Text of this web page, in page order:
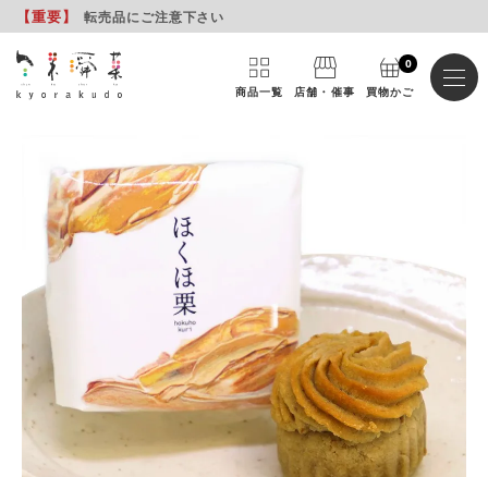
【重要】 転売品にご注意下さい
商品一覧 店舗・催事 買物かご
0